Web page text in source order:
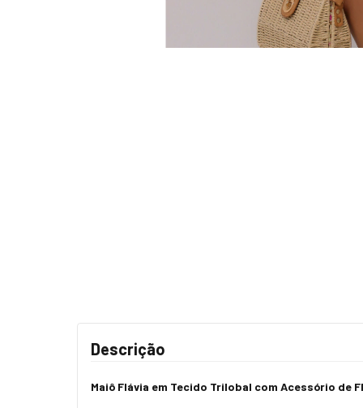
Descrição
Maiô Flávia em Tecido Trilobal com Acessório de